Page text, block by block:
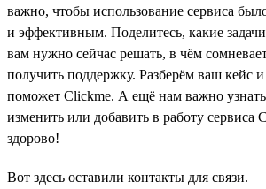
важно, чтобы использование сервиса
и эффективным. Поделитесь, какие
вам нужно сейчас решать, в чём
получить поддержку. Разберём ваш кейс
поможет Clickme. А ещё нам важно
изменить или добавить в работу сервиса
здорово!
Вот здесь оставили контакты для связи.